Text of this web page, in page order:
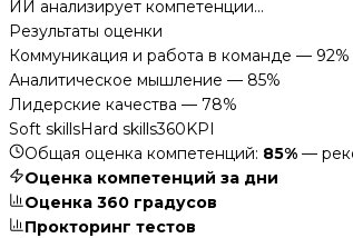
ИИ анализирует компетенции...
Результаты оценки
Коммуникация и работа в команде — 92%
Аналитическое мышление — 85%
Лидерские качества — 78%
Soft skillsHard skills360KPI
Общая оценка компетенций: 85% —
Оценка компетенций за дни
Оценка 360 градусов
Прокторинг тестов